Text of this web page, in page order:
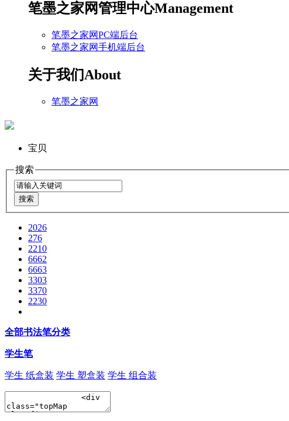
笔墨之家网管理中心Management
笔墨之家网PC端后台
笔墨之家网手机端后台
关于我们About
笔墨之家网
宝贝
搜索
2026
276
2210
6662
6663
3303
3370
2230
全部书法笔分类
学生笔
学生 纸盒装 学生 塑盒装 学生 组合装